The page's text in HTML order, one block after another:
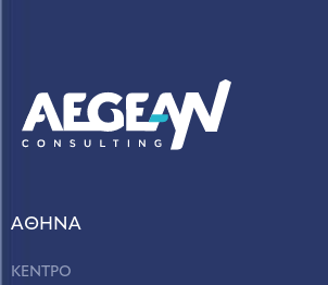
ΑΘΗΝΑ
ΚΕΝΤΡΟ